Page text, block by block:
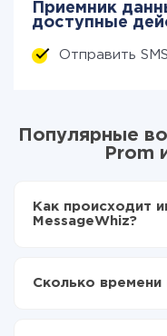
Приемник
доступные
Отправить SMS
Популярные
Prom
Как происходит
MessageWhiz?
Выбираете какие
Сколько времени